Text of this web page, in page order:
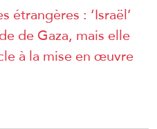
: ‘Israël’
de Gaza, mais elle
à la mise en œuvre